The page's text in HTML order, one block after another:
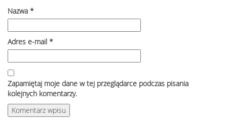
Nazwa *
Adres e-mail *
Zapamiętaj moje dane w tej przeglądarce podczas pisania
kolejnych komentarzy.